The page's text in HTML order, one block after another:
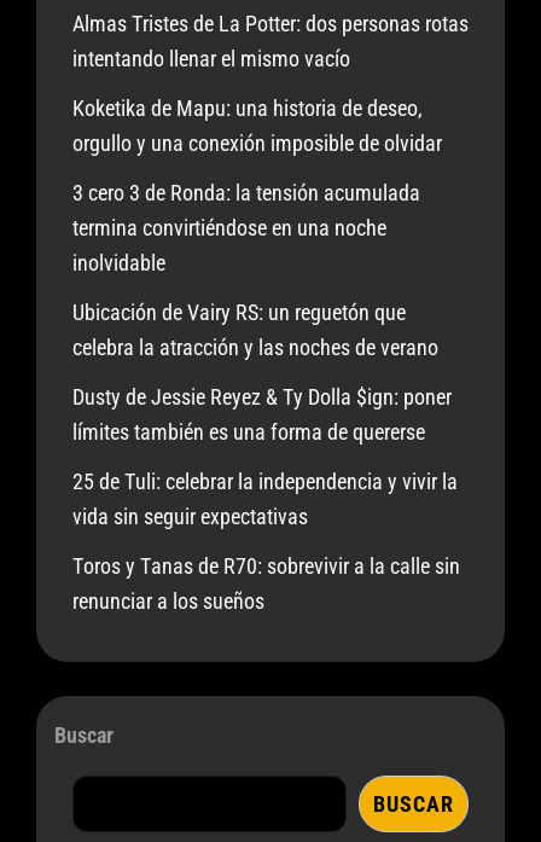
Almas Tristes de La Potter: dos personas rotas
intentando llenar el mismo vacío
Koketika de Mapu: una historia de deseo,
orgullo y una conexión imposible de olvidar
3 cero 3 de Ronda: la tensión acumulada
termina convirtiéndose en una noche
inolvidable
Ubicación de Vairy RS: un reguetón que
celebra la atracción y las noches de verano
Dusty de Jessie Reyez & Ty Dolla $ign: poner
límites también es una forma de quererse
25 de Tuli: celebrar la independencia y vivir la
vida sin seguir expectativas
Toros y Tanas de R70: sobrevivir a la calle sin
renunciar a los sueños
Buscar
BUSCAR